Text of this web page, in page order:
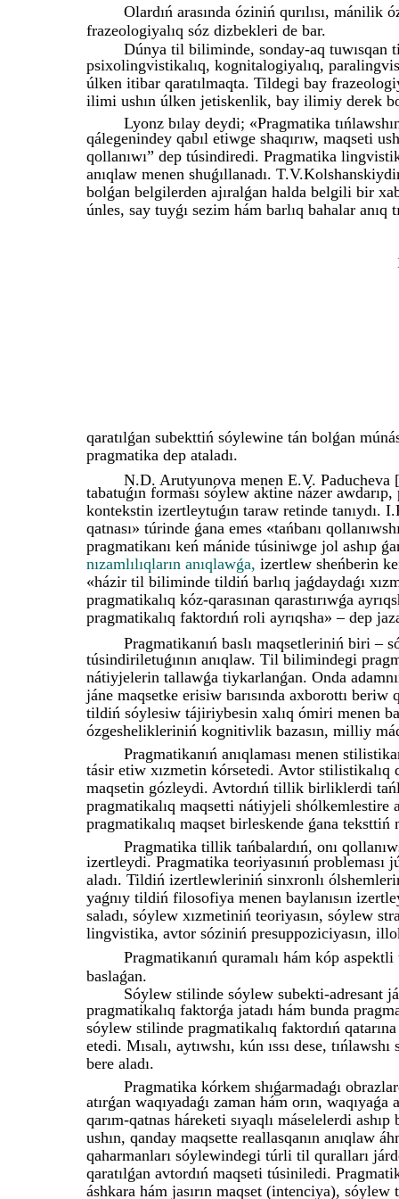
Olardıń arasında óziniń qurılısı, mánilik
frazeologiyalıq sóz dizbekleri de bar.
Dúnya til biliminde, sonday-aq tuwısqan
psixolingvistikalıq, kognitalogiyalıq,
úlken itibar qaratılmaqta. Tildegi bay
ilimi ushın úlken jetiskenlik, bay ilimiy derek
Lyonz bılay deydi; «Pragmatika
qálegenindey qabıl etiwge shaqırıw, maqseti
qollanıwı” dep túsindiredi. Pragmatika
anıqlaw menen shuǵıllanadı.
bolǵan belgilerden ajıralǵan halda belgili bir
únles, say tuyǵı sezim hám barlıq bahalar anıq
qaratılǵan subekttiń sóylewine tán bolǵan
pragmatika dep ataladı.
N.D. Arutyunova menen E.V. Paducheva
tabatuǵın forması sóylew aktine názer
kontekstin izertleytuǵın taraw retinde tanıydı.
qatnası» túrіnde ǵana emes «tańbanı
pragmatikanı keń mánide túsіniwge jol ashıp
nızamlılıqların anıqlawǵa, izertlew sheńberіn
«házіr tіl bіlіmіnde tіldіń barlıq jaǵdaydaǵı
pragmatikalıq kóz-qarasınan qarastırıwǵa
pragmatikalıq faktordıń rolі ayrıqsha» – dep
Pragmatikanıń baslı maqsetleriniń bіrі
túsіndіrіletuǵının anıqlaw. Tіl bіlіmіndegі
nátiyjelerin tallawǵa tiykarlanǵan. Onda
jáne maqsetke erisiw barısında axborottı beriw
tіldіń sóylesіw tájіriybesіn xalıq ómіrі menen
ózgeshelikleriniń kognitivlіk bazasın, milliy
Pragmatikanıń anıqlaması menen
tásir etiw xızmetin kórsetedi. Avtor stilistikalıq
maqsetin gózleydi. Avtordıń tillik birliklerdi
pragmatikalıq maqsetti nátiyjeli shólkemlestire
pragmatikalıq maqset birleskende ǵana teksttiń
Pragmatika tillik tańbalardıń, onı
izertleydi. Pragmatika teoriyasınıń
aladı. Tildiń izertlewleriniń sinxronlı
yaǵnıy tildiń filosofiya menen baylanısın
saladı, sóylew xızmetiniń teoriyasın, sóylew
lingvistika, avtor sóziniń presuppoziciyasın,
Pragmatikanıń quramalı hám kóp
baslaǵan.
Sóylew stilinde sóylew subekti-adresant
pragmatikalıq faktorǵa jatadı hám bunda
sóylew stilinde pragmatikalıq faktordıń
etedi. Mısalı, aytıwshı, kún ıssı dese,
bere aladı.
Pragmatika kórkem shıǵarmadaǵı
atırǵan waqıyadaǵı zaman hám orın,
qarım-qatnas háreketi sıyaqlı máselelerdi
ushın, qanday maqsette reallasqanın anıqlaw
qaharmanları sóylewindegi túrli til quralları
qaratılǵan avtordıń maqseti túsiniledi.
áshkara hám jasırın maqset (intenciya),